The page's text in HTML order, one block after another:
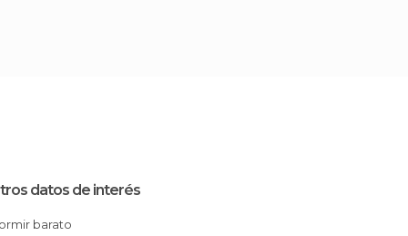
datos de interés
Dormir barato